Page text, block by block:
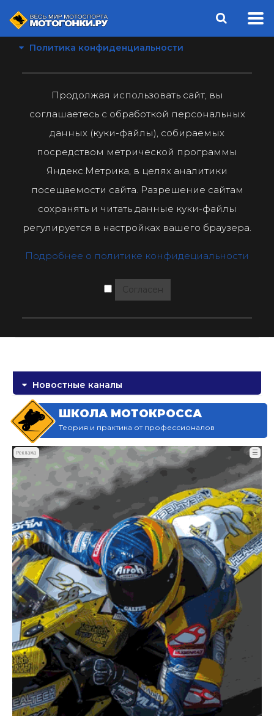
Политика конфиденциальности
Продолжая использовать сайт, вы
соглашаетесь с обработкой персональных
данных (куки-файлы), собираемых
посредством метрической программы
Яндекс.Метрика, в целях аналитики
посещаемости сайта. Разрешение сайтам
сохранять и читать данные куки-файлы
регулируется в настройках вашего браузера.
Подробнее о политике конфидециальности
Согласен
Новостные каналы
ШКОЛА МОТОКРОССА
Теория и практика от профессионалов
Реклама ☰